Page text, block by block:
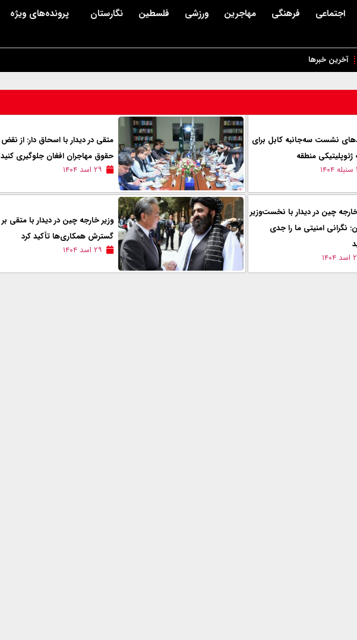
اجتماعی فرهنگی مهاجرین ورزشی فلسطین نگارستان پرونده‌های ویژه
آخرین خبرها
نشست سه‌جانبه کابل برای
منطقه
متقی در دیدار با اسحاق دار: از نقض
حقوق مهاجران افغان جلوگیری کنید
۲۹ اسد ۱۴۰۴
چین در ديدار با نخست‌وزیر
نگرانی امنیتی ما را جدی
وزیر خارجه چین در دیدار با متقی بر
گسترش همکاری‌ها تأکید کرد
۲۹ اسد ۱۴۰۴